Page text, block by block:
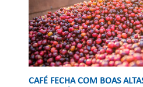
CAFÉ FECHA COM BOAS